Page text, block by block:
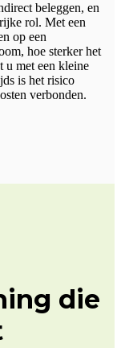
beleggen, en
rol. Met een
op een
hoe sterker het
u met een kleine
is het risico
verbonden.
die